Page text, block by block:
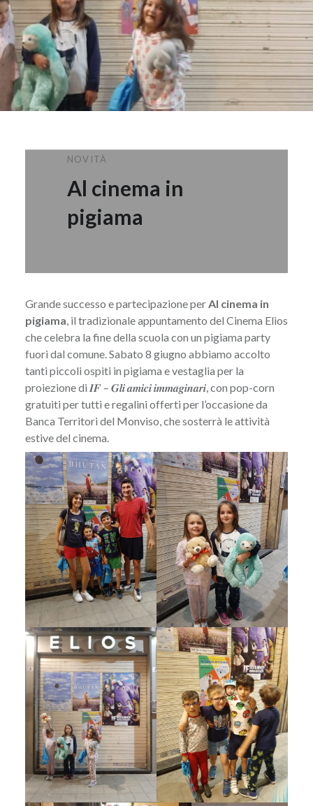
NOVITÀ
Al cinema in
pigiama
Grande successo e partecipazione perAl cinema in
pigiama, il tradizionale appuntamento del Cinema Elios
che celebra la fine della scuola con un pigiama party
fuori dal comune. Sabato 8 giugno abbiamo accolto
tanti piccoli ospiti in pigiama e vestaglia per la
proiezione di 𝑰𝑭 – 𝑮𝒍𝒊 𝒂𝒎𝒊𝒄𝒊 𝒊𝒎𝒎𝒂𝒈𝒊𝒏𝒂𝒓𝒊, con pop-corn
gratuiti per tutti e regalini offerti per l’occasione da
Banca Territori del Monviso, che sosterrà le attività
estive del cinema.